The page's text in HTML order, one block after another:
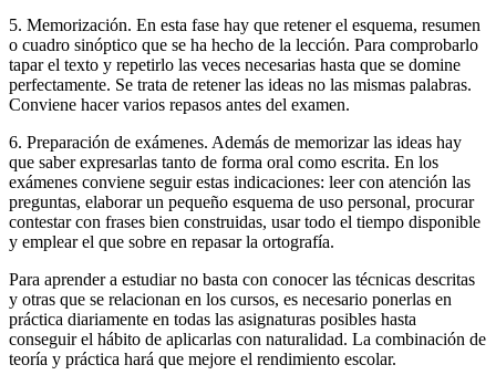
5. Memorización. En esta fase hay que retener el esquema, resumen
o cuadro sinóptico que se ha hecho de la lección. Para comprobarlo
tapar el texto y repetirlo las veces necesarias hasta que se domine
perfectamente. Se trata de retener las ideas no las mismas palabras.
Conviene hacer varios repasos antes del examen.
6. Preparación de exámenes. Además de memorizar las ideas hay
que saber expresarlas tanto de forma oral como escrita. En los
exámenes conviene seguir estas indicaciones: leer con atención las
preguntas, elaborar un pequeño esquema de uso personal, procurar
contestar con frases bien construidas, usar todo el tiempo disponible
y emplear el que sobre en repasar la ortografía.
Para aprender a estudiar no basta con conocer las técnicas descritas
y otras que se relacionan en los cursos, es necesario ponerlas en
práctica diariamente en todas las asignaturas posibles hasta
conseguir el hábito de aplicarlas con naturalidad. La combinación de
teoría y práctica hará que mejore el rendimiento escolar.